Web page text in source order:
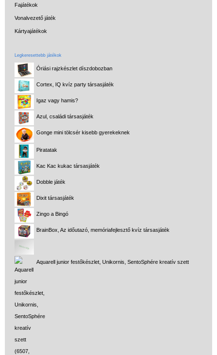
Fajátékok
Vonalvezető játék
Kártyajátékok
Legkeresettebb játékok
Óriási rajzkészlet díszdobozban
Cortex, IQ kvíz party társasjáték
Igaz vagy hamis?
Azul, családi társasjáték
Gonge mini tölcsér kisebb gyerekeknek
Piratatak
Kac Kac kukac társasjáték
Dobble játék
Dixit társasjáték
Zingo a Bingó
BrainBox, Az időutazó, memóriafejlesztő kvíz társasjáték
Aquarell junior festőkészlet, Unikornis, SentoSphére kreatív szett